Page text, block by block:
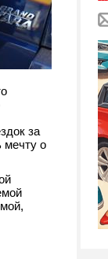
за
мечту о